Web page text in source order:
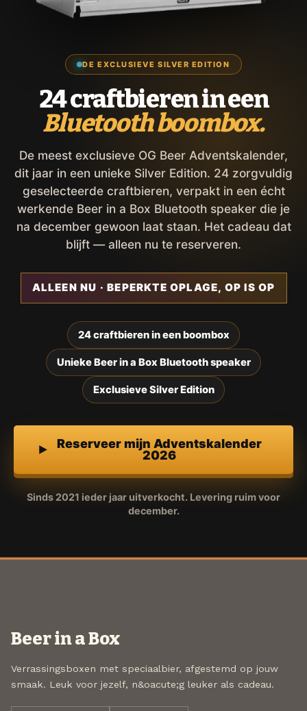
DE EXCLUSIEVE SILVER EDITION
24 craftbieren in een
Bluetooth boombox.
De meest exclusieve OG Beer Adventskalender,
dit jaar in een unieke Silver Edition. 24 zorgvuldig
geselecteerde craftbieren, verpakt in een écht
werkende Beer in a Box Bluetooth speaker die je
na december gewoon laat staan. Het cadeau dat
blijft — alleen nu te reserveren.
ALLEEN NU · BEPERKTE OPLAGE, OP IS OP
24 craftbieren in een boombox
Unieke Beer in a Box Bluetooth speaker
Exclusieve Silver Edition
Reserveer mijn Adventskalender
2026
Sinds 2021 ieder jaar uitverkocht. Levering ruim voor
december.
Beer in a Box
Verrassingsboxen met speciaalbier, afgestemd op jouw
smaak. Leuk voor jezelf, n&oacute;g leuker als cadeau.